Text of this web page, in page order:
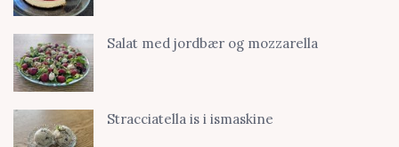
Salat med jordbær og mozzarella
Stracciatella is i ismaskine